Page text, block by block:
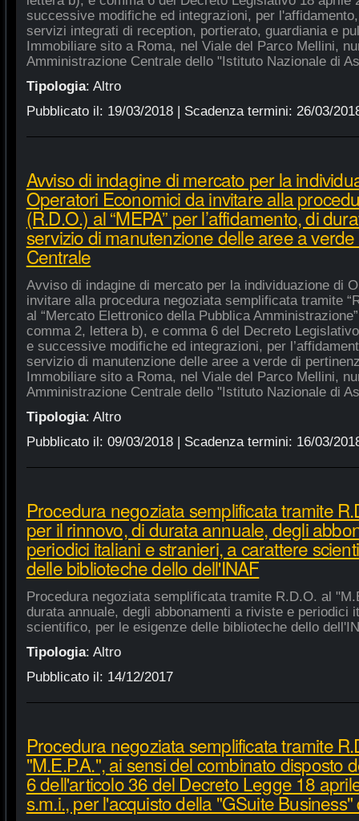
successive modifiche ed integrazioni, per
servizi integrati di reception, portierato, guardiania e
Immobiliare sito a Roma, nel Viale del Parco Mellini,
Amministrazione Centrale dello "Istituto Nazionale di
Tipologia: Altro
Pubblicato il: 19/03/2018| Scadenza termini: 26/03/
Avviso di indagine di mercato per la
Operatori Economici da invitare alla
(R.D.O.) al “MEPA” per l’affidamento, di
servizio di manutenzione delle aree a
Centrale
Avviso di indagine di mercato per la individuazione di
invitare alla procedura negoziata semplificata tramite
al “Mercato Elettronico della Pubblica
comma 2, lettera b), e comma 6 del Decreto
e successive modifiche ed integrazioni, per
servizio di manutenzione delle aree a verde di
Immobiliare sito a Roma, nel Viale del Parco Mellini,
Amministrazione Centrale dello "Istituto Nazionale di
Tipologia: Altro
Pubblicato il: 09/03/2018| Scadenza termini: 16/03/
Procedura negoziata semplificata tramite
per il rinnovo, di durata annuale, degli
periodici italiani e stranieri, a carattere
delle biblioteche dello dell'INAF
Procedura negoziata semplificata tramite R.D.O. al
durata annuale, degli abbonamenti a riviste e periodici
scientifico, per le esigenze delle biblioteche dello
Tipologia: Altro
Pubblicato il: 14/12/2017
Procedura negoziata semplificata tramite
"M.E.P.A.", ai sensi del combinato disposto
6 dell'articolo 36 del Decreto Legge 18
s.m.i., per l'acquisto della "GSuite